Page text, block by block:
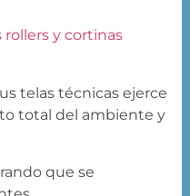
y cortinas
telas técnicas ejerce
total del ambiente y
que se